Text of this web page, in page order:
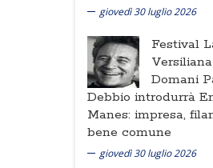
giovedì 30 luglio 2026
Festival
Domani
Debbio introdurrà
Manes: impresa,
bene comune
giovedì 30 luglio 2026